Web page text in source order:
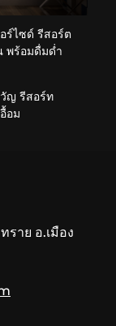
ร์ไซด์ รีสอร์ต
พร้อมดื่มด่ำ
วัญ รีสอร์ท
อม
าย อ.เมือง